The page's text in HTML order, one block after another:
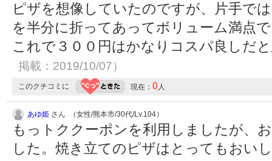
ピザを想像していたのですが、片手で
を半分に折ってあってボリューム満点
これで３００円はかなりコスパ良しだ
掲載：2019/10/07）
このクチコミに 現在： 0人
あゆ姫 さん （女性/熊本市/30代/Lv.104）
もっトククーポンを利用しましたが、
した。焼き立てのピザはとってもおい